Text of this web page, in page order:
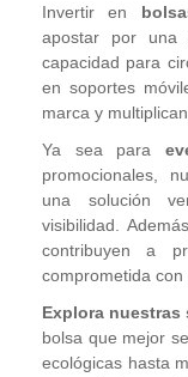
Invertir en
apostar por una
capacidad para
en soportes
marca y
Ya sea para
promocionales,
una solución
visibilidad.
contribuyen a
comprometida con
Explora nuestras
bolsa que mejor
ecológicas hasta